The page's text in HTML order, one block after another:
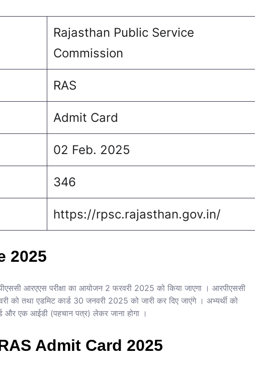
Rajasthan Public Service
Commission
RAS
Admit Card
02 Feb. 2025
346
https://rpsc.rajasthan.gov.in/
2025
आरएएस परीक्षा का आयोजन 2 फरवरी 2025 को किया जाएगा । आरपीएससी
को तथा एडमिट कार्ड 30 जनवरी 2025 को जारी कर दिए जाएंगे । अभ्यर्थी को
और एक आईडी (पहचान पत्र) लेकर जाना होगा ।
Admit Card 2025